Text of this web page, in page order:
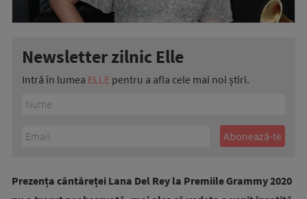
Newsletter zilnic Elle
Intră în lumea ELLE pentru a afla cele mai noi știri.
Prezența cântăreței Lana Del Rey la Premiile Grammy 2020